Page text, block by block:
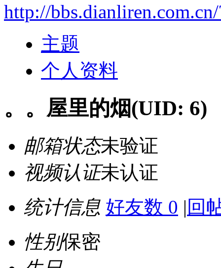
http://
主题
个人资料
。。屋里的烟(UID: 6)
邮箱状态未验证
视频认证未认证
统计信息 好友数 0 | 回
性别保密